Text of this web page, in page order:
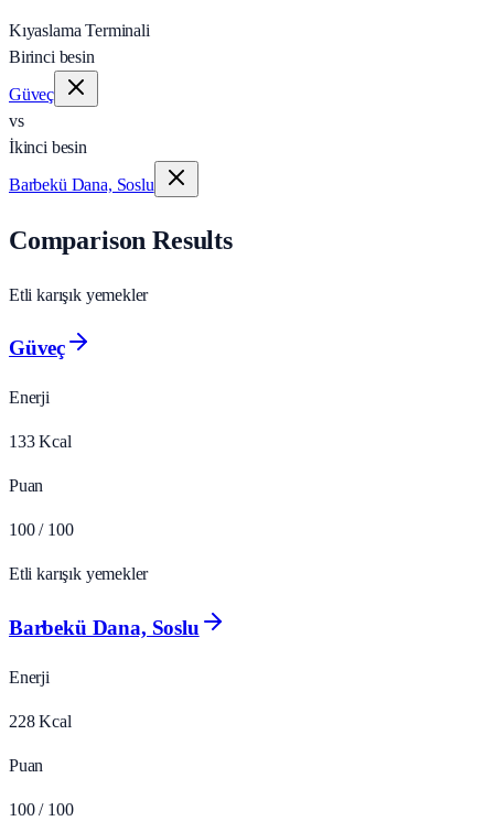
Kıyaslama Terminali
Birinci besin
Güveç
vs
İkinci besin
Barbekü Dana, Soslu
Comparison Results
Etli karışık yemekler
Güveç
Enerji
133 Kcal
Puan
100 / 100
Etli karışık yemekler
Barbekü Dana, Soslu
Enerji
228 Kcal
Puan
100 / 100